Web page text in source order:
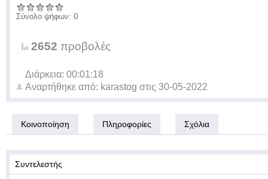
Σύνολο ψήφων: 0
2652 προβολές
Διάρκεια: 00:01:18
Αναρτήθηκε από: karastog στις 30-05-2022
Κοινοποίηση Πληροφορίες Σχόλια
Συντελεστής